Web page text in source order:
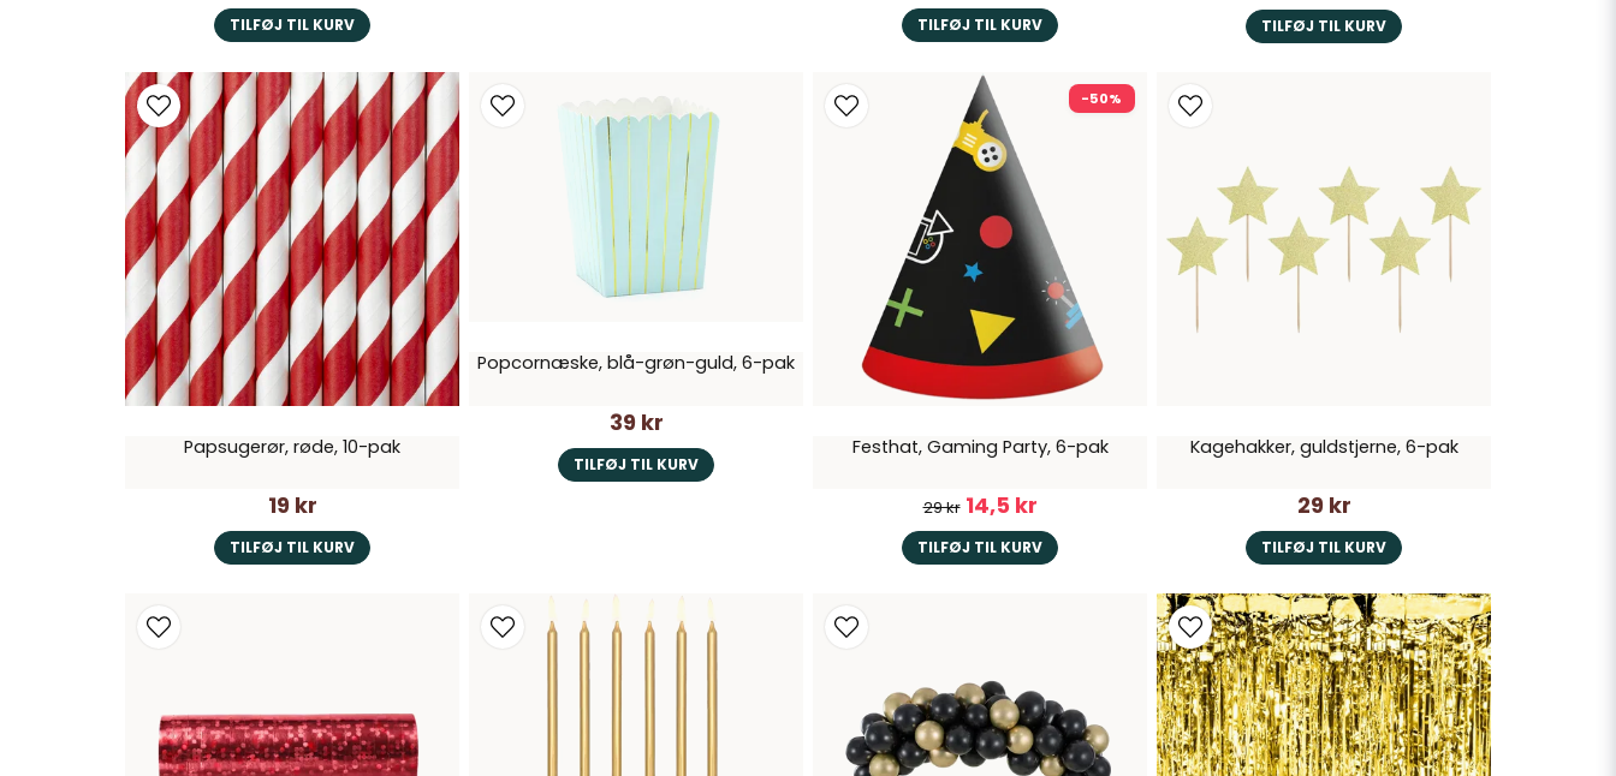
TILFØJ TIL KURV TILFØJ TIL KURV TILFØJ TIL KURV
Papsugerør, røde, 10-pak
19 kr
TILFØJ TIL KURV
Popcornæske, blå-grøn-guld, 6-pak
39 kr
TILFØJ TIL KURV
Festhat, Gaming Party, 6-pak
29 kr 14,5 kr
TILFØJ TIL KURV
-50%
Kagehakker, guldstjerne, 6-pak
29 kr
TILFØJ TIL KURV